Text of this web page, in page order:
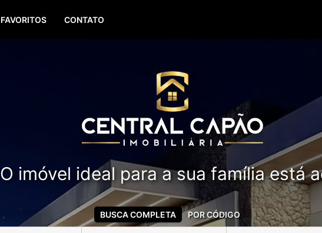
FAVORITOS CONTATO
O imóvel ideal para a sua família está
BUSCA COMPLETA POR CÓDIGO